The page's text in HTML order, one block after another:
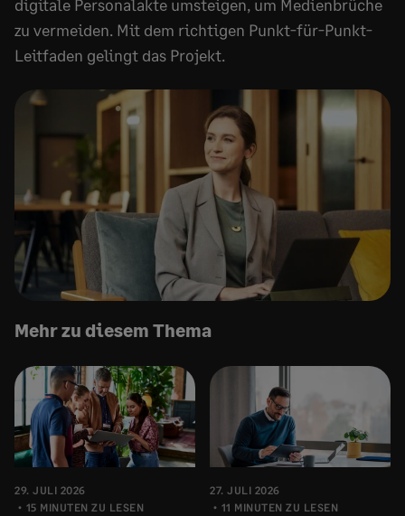
digitale Personalakte umsteigen, um Medienbrüche
zu vermeiden. Mit dem richtigen Punkt-für-Punkt-
Leitfaden gelingt das Projekt.
Mehr zu diesem Thema
29. JULI 2026
15 MINUTEN ZU LESEN
27. JULI 2026
11 MINUTEN ZU LESEN